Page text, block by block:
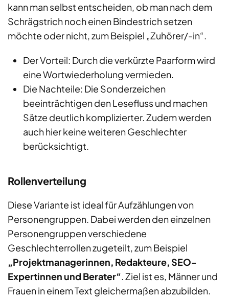
kann man selbst entscheiden, ob man nach dem
Schrägstrich noch einen Bindestrich setzen
möchte oder nicht, zum Beispiel „Zuhörer/-in“.
Der Vorteil: Durch die verkürzte Paarform wird
eine Wortwiederholung vermieden.
Die Nachteile: Die Sonderzeichen
beeinträchtigen den Lesefluss und machen
Sätze deutlich komplizierter. Zudem werden
auch hier keine weiteren Geschlechter
berücksichtigt.
Rollenverteilung
Diese Variante ist ideal für Aufzählungen von
Personengruppen. Dabei werden den einzelnen
Personengruppen verschiedene
Geschlechterrollen zugeteilt, zum Beispiel
„Projektmanagerinnen, Redakteure, SEO-
Expertinnen und Berater“. Ziel ist es, Männer und
Frauen in einem Text gleichermaßen abzubilden.